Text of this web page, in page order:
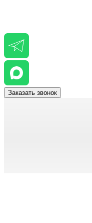
Заказать звонок